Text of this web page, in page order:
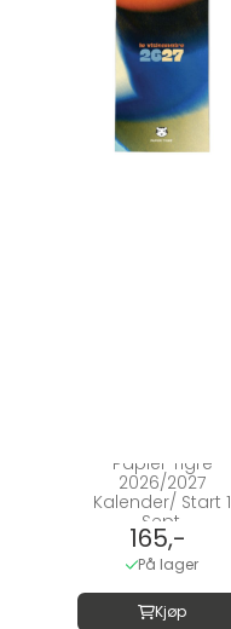
Papier Tigre
2026/2027
Kalender/ Start 1
Sept.
165,-
På lager
Kjøp